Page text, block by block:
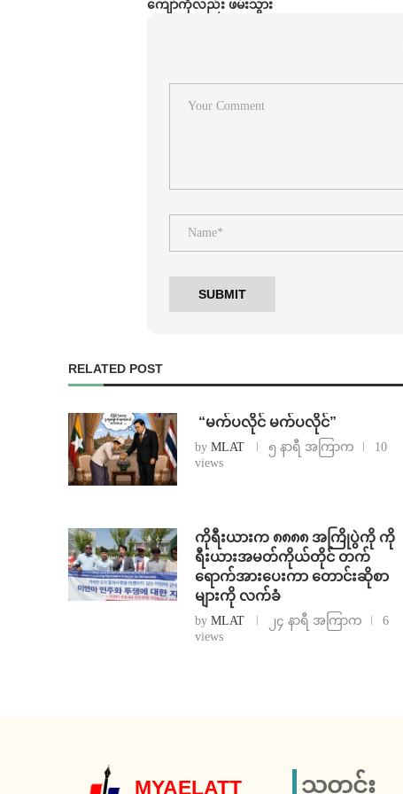
ကျော်ကိုလည်း ဖမ်းသွား
RELATED POST
⁨ ⁨“မက်ပလိုင် မက်ပလိုင်”
by MLAT ၅ နာရီ အကြာက
10
views
ကိုရီးယားက ၈၈၈၈ အကြိုပွဲကို ကို
ရီးယားအမတ်ကိုယ်တိုင် တက်
ရောက်အားပေးကာ တောင်းဆိုစာ
များကို လက်ခံ
by MLAT ၂၄ နာရီ အကြာက
6
views
MYAELATT သတင်း